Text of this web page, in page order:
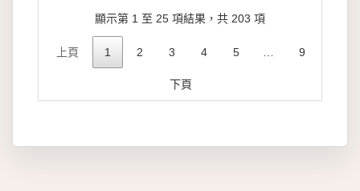
顯示第 1 至 25 項結果，共 203 項
上頁 1 2 3 4 5 9
下頁